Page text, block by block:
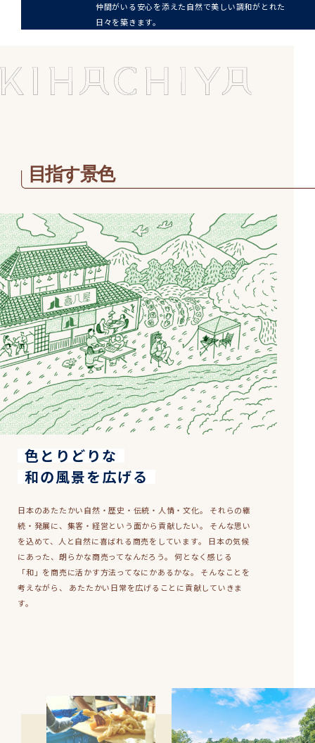
仲間がいる安心を添えた自然で美しい調和がとれた
日々を築きます。
目指す景色
色とりどりな
和の風景を広げる
日本のあたたかい自然・歴史・伝統・人情・文化。 それらの継
続・発展に、集客・経営という面から貢献したい。 そんな思い
を込めて、人と自然に喜ばれる商売をしています。 日本の気候
にあった、朗らかな商売ってなんだろう。 何となく感じる
「和」を商売に活かす方法ってなにかあるかな。 そんなことを
考えながら、 あたたかい日常を広げることに貢献していきま
す。